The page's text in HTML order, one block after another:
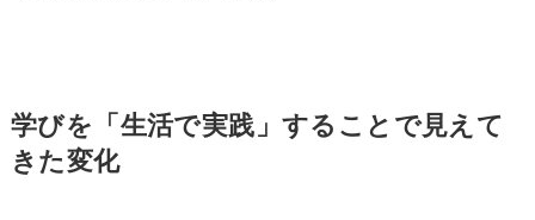
学びを「生活で実践」することで見えて
きた変化